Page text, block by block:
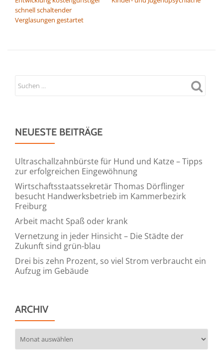
schnell schaltender
Verglasungen gestartet
NEUESTE BEITRÄGE
Ultraschallzahnbürste für Hund und Katze – Tipps
zur erfolgreichen Eingewöhnung
Wirtschaftsstaatssekretär Thomas Dörflinger
besucht Handwerksbetrieb im Kammerbezirk
Freiburg
Arbeit macht Spaß oder krank
Vernetzung in jeder Hinsicht – Die Städte der
Zukunft sind grün-blau
Drei bis zehn Prozent, so viel Strom verbraucht ein
Aufzug im Gebäude
ARCHIV